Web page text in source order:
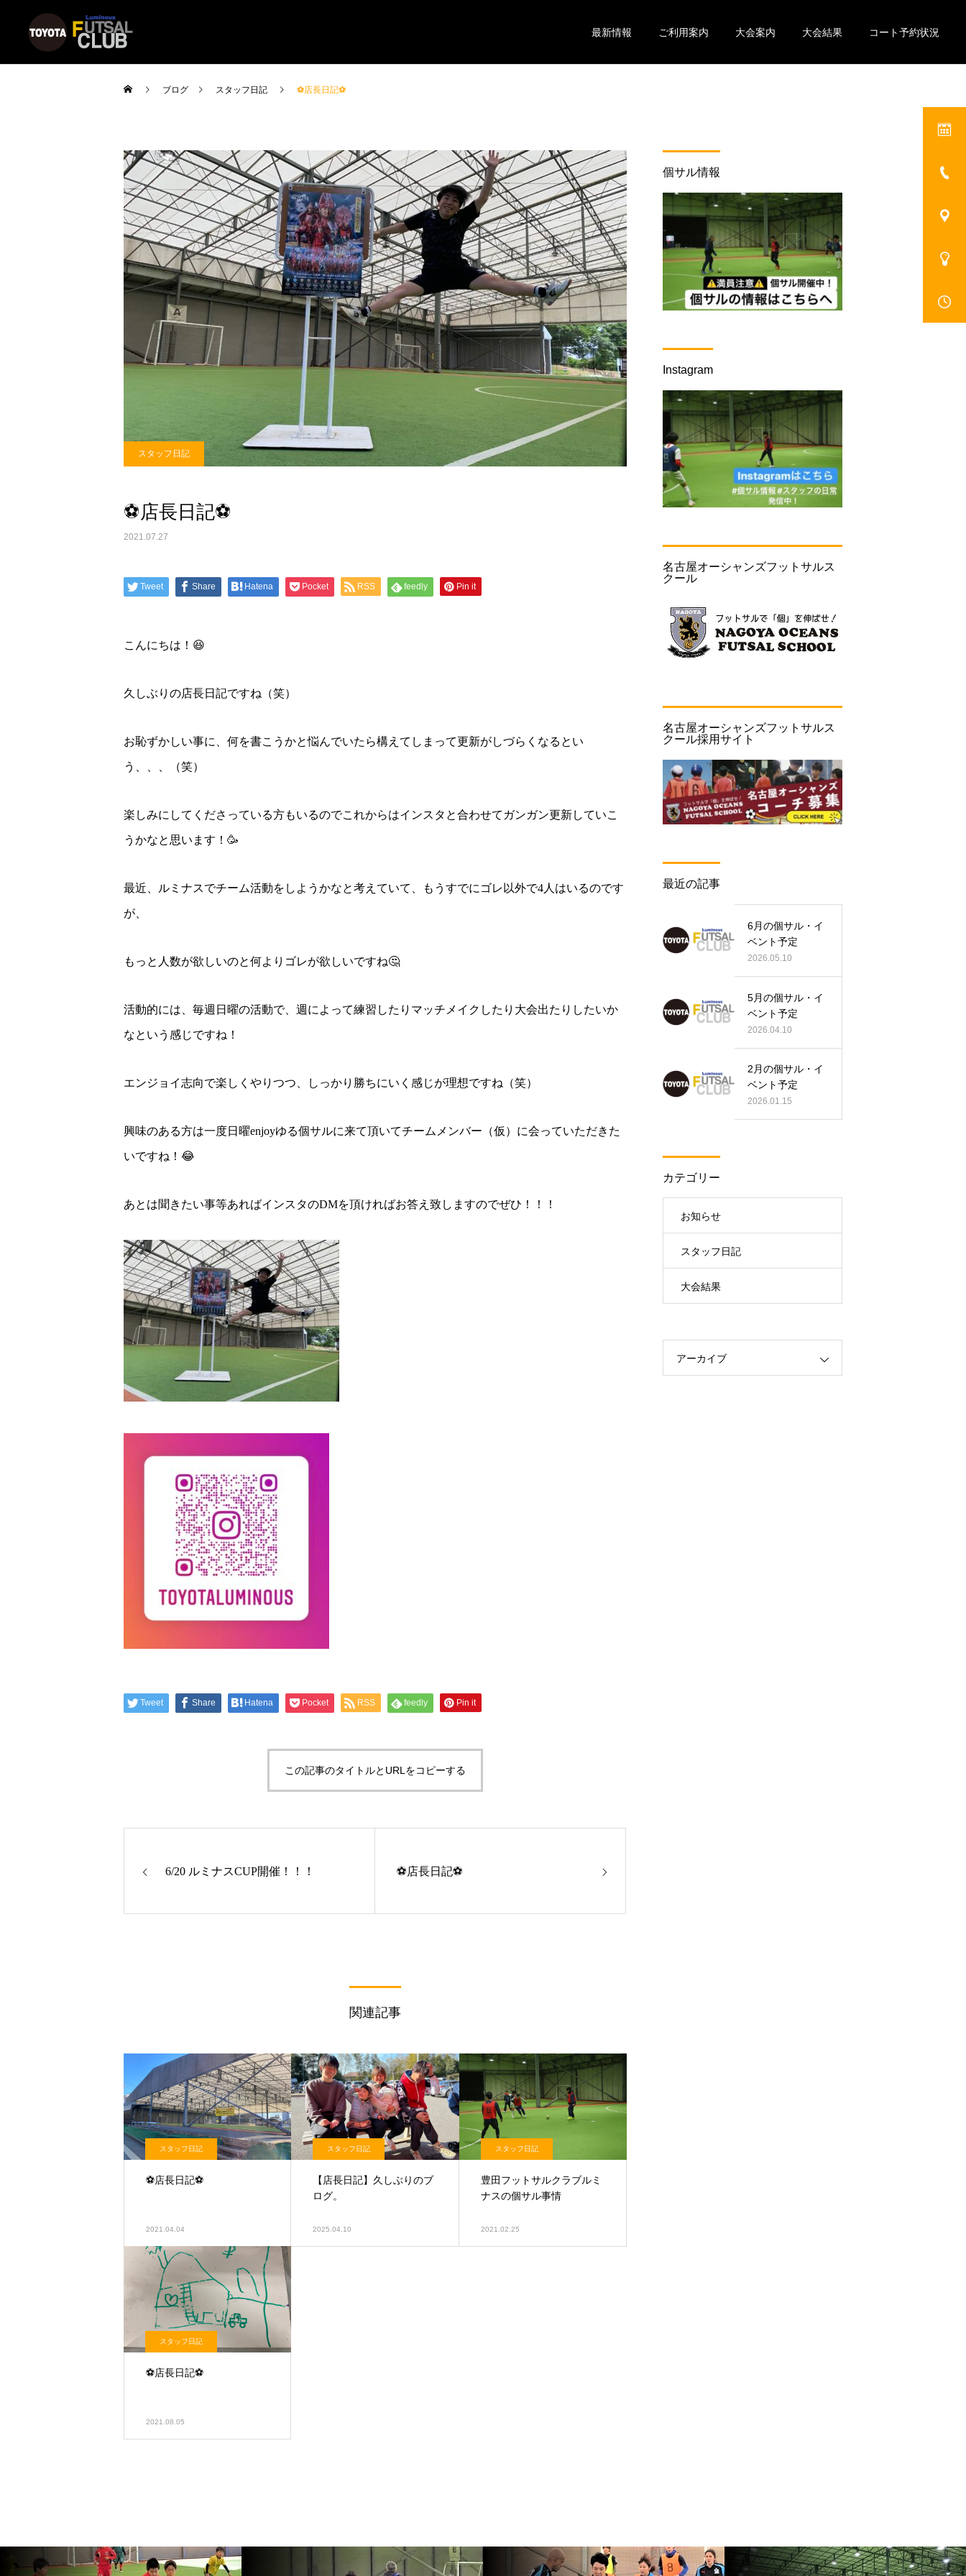
最新情報 ご利用案内 大会案内 大会結果 コート予約状況
ブログ スタッフ日記 ⚽️店長日記⚽️
スタッフ日記
⚽️店長日記⚽️
2021.07.27
Tweet Share Hatena Pocket RSS feedly Pin it
こんにちは！😆
久しぶりの店長日記ですね（笑）
お恥ずかしい事に、何を書こうかと悩んでいたら構えてしまって更新がしづらくなるとい
う、、、（笑）
楽しみにしてくださっている方もいるのでこれからはインスタと合わせてガンガン更新していこ
うかなと思います！🥳
最近、ルミナスでチーム活動をしようかなと考えていて、もうすでにゴレ以外で4人はいるのです
が、
もっと人数が欲しいのと何よりゴレが欲しいですね🤔
活動的には、毎週日曜の活動で、週によって練習したりマッチメイクしたり大会出たりしたいか
なという感じですね！
エンジョイ志向で楽しくやりつつ、しっかり勝ちにいく感じが理想ですね（笑）
興味のある方は一度日曜enjoyゆる個サルに来て頂いてチームメンバー（仮）に会っていただきた
いですね！😂
あとは聞きたい事等あればインスタのDMを頂ければお答え致しますのでぜひ！！！
Tweet Share Hatena Pocket RSS feedly Pin it
この記事のタイトルとURLをコピーする
6/20 ルミナスCUP開催！！！ ⚽️店長日記⚽️
関連記事
スタッフ日記
⚽️店長日記⚽️
2021.04.04
スタッフ日記
【店長日記】久しぶりのブ
ログ。
2025.04.10
スタッフ日記
豊田フットサルクラブルミ
ナスの個サル事情
2021.02.25
スタッフ日記
⚽️店長日記⚽️
2021.08.05
個サル情報
Instagram
名古屋オーシャンズフットサルス
クール
名古屋オーシャンズフットサルス
クール採用サイト
最近の記事
6月の個サル・イ
ベント予定
2026.05.10
5月の個サル・イ
ベント予定
2026.04.10
2月の個サル・イ
ベント予定
2026.01.15
カテゴリー
お知らせ
スタッフ日記
大会結果
アーカイブ